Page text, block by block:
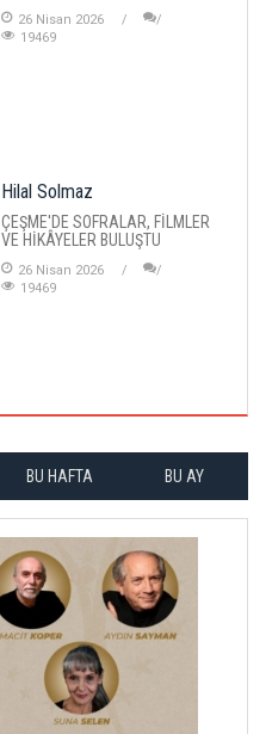
26 Nisan 2026
19469
Hilal Solmaz
ÇEŞME'DE SOFRALAR, FİLMLER
VE HİKÂYELER BULUŞTU
26 Nisan 2026
19469
BU HAFTA BU AY